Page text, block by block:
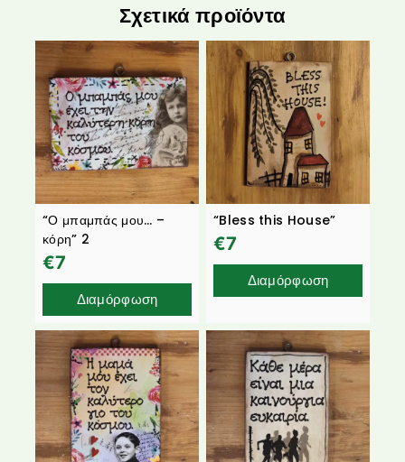
Σχετικά προϊόντα
“Ο μπαμπάς μου… –
κόρη” 2
€7
Διαμόρφωση
“Bless this House”
€7
Διαμόρφωση